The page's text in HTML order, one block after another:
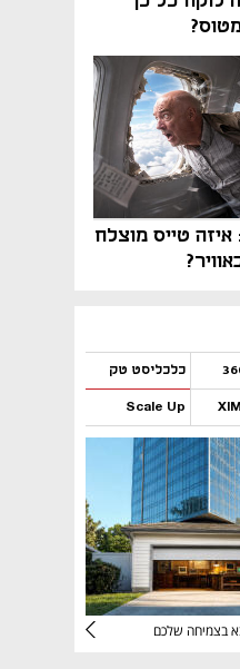
איזה טייס מוצלח
כלכליסט טק
Scale Up
נפתח בכרטיסייה חדשה
נפתח בכרטיסייה חדשה